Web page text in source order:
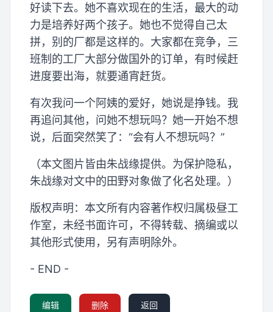
好读下去。她不喜欢现在的生活，最大的动
力是培养好两个孩子。她也不觉得自己太
拼，别的厂都是这样的。大家都在竞争，三
班制的工厂大部分做国外的订单，有时候赶
进度要出海，就要通宵赶货。
有次我问一个阿姨的爱好，她说是挣钱。我
再追问其他，问她不想玩吗？她一开始不想
说，后面突然笑了：“会有人不想玩吗？”
（本文图片皆由朱战缘提供。为保护隐私，
朱战缘对文中的田野对象做了化名处理。）
版权声明：本文所有内容著作权归属极昼工
作室，未经书面许可，不得转载、摘编或以
其他形式使用，另有声明除外。
- END -
编辑 删除 返回